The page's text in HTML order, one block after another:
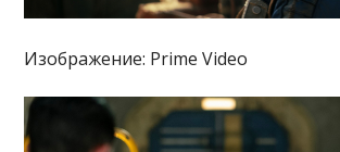
Изображение: Prime Video